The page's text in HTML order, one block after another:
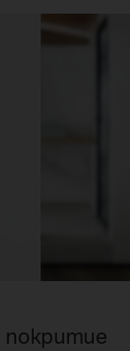
покритие